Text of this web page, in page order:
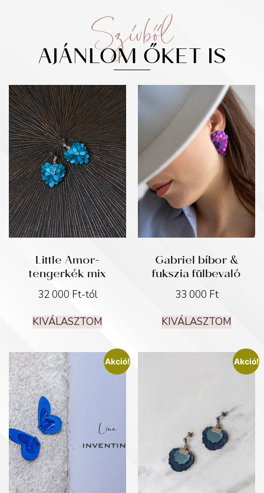
Szívből
AJÁNLOM ŐKET IS
Little Amor-
tengerkék mix
32 000 Ft-tól
KIVÁLASZTOM
Gabriel bíbor &
fukszia fülbevaló
33 000 Ft
KIVÁLASZTOM
Akció! Akció!